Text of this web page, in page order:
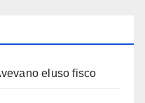
eluso fisco